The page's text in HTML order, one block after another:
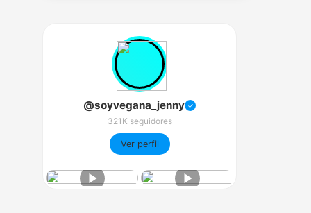
@soyvegana_jenny ✓
321K seguidores
Ver perfil